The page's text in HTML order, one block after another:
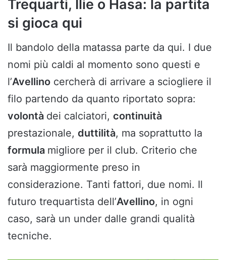
Trequarti, Ilie o Hasa: la partita
si gioca qui
Il bandolo della matassa parte da qui. I due
nomi più caldi al momento sono questi e
l’Avellino cercherà di arrivare a sciogliere il
filo partendo da quanto riportato sopra:
volontà dei calciatori, continuità
prestazionale, duttilità, ma soprattutto la
formula migliore per il club. Criterio che
sarà maggiormente preso in
considerazione. Tanti fattori, due nomi. Il
futuro trequartista dell’Avellino, in ogni
caso, sarà un under dalle grandi qualità
tecniche.